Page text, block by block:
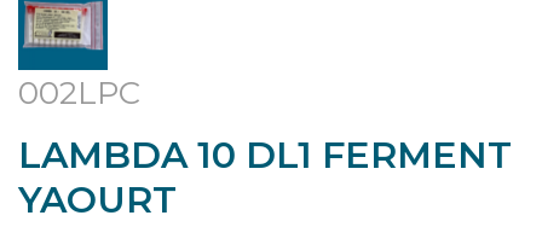
002LPC
LAMBDA 10 DL1 FERMENT
YAOURT